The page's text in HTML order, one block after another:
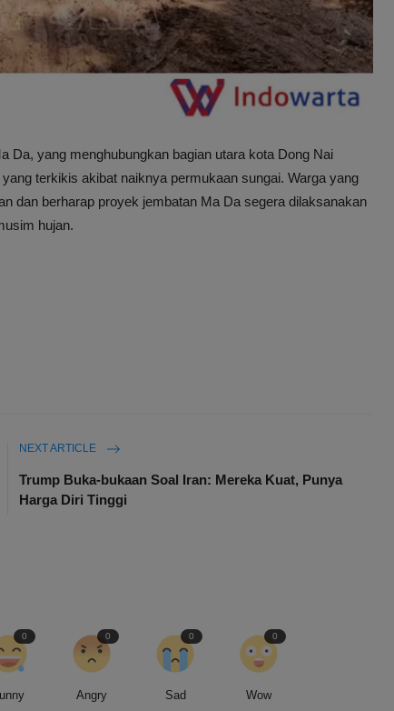
Da, yang menghubungkan bagian utara kota Dong Nai
terkikis akibat naiknya permukaan sungai. Warga yang
dan berharap proyek jembatan Ma Da segera dilaksanakan
hujan.
NEXT ARTICLE
Trump Buka-bukaan Soal Iran: Mereka Kuat, Punya
Harga Diri Tinggi
0
Angry
0
Sad
0
Wow
0